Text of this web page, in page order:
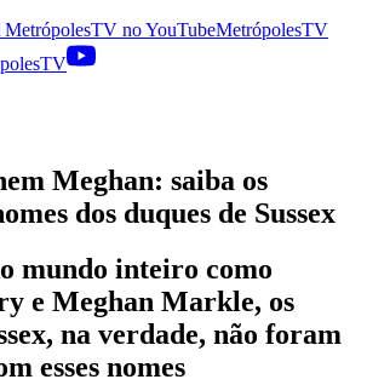
MetrópolesTV noYouTubeMetrópolesTV
Meghan: saiba os
dos duques de Sussex
mundo inteiro como
e Meghan Markle, os
na verdade, não foram
esses nomes